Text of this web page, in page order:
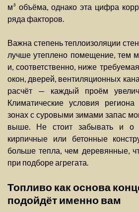
м³ объёма, однако эта цифра
ряда факторов.
Важна степень теплоизоляции
лучше утеплено помещение, тем
и, соответственно, ниже
окон, дверей, вентиляционных
расчёт — каждый проём
Климатические условия
зонах с суровыми зимами запас
выше. Не стоит забывать и о
кирпичные или бетонные
больше тепла, чем деревянные,
при подборе агрегата.
Топливо как основа
подойдёт именно вам